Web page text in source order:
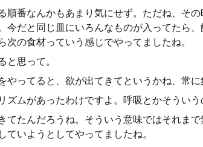
順番なんかもあまり気にせず。ただね、そ
今だと同じ皿にいろんなものが入ってたら
次の食材っていう感じでやってましたね。
と思って。
やってると、欲が出てきてというかね、常に
ズムがあったわけですよ。呼吸とかそうい
てたんだろうね。そういう意味ではそれま
ていようとしてやってましたね。